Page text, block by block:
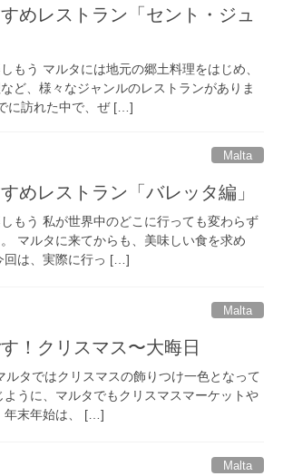
めレストラン「セント・ジュ
もう マルタには地元の郷土料理をはじめ、
ど、様々なジャンルのレストランがありま
に訪れた中で、ぜ […]
Malta
めレストラン「バレッタ編」
もう 私が世界中のどこに行っても変わらず
マルタに来てからも、美味しい食を求め
回は、実際に行っ […]
Malta
！クリスマス〜大晦日
タではクリスマスの飾りつけ一色となって
うに、マルタでもクリスマスマーケットや
年末年始は、 […]
Malta